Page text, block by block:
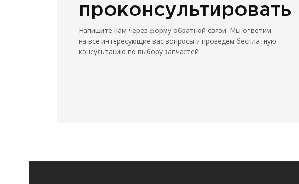
проконсультировать
Напишите нам через форму обратной связи. Мы ответим
на все интересующие вас вопросы и проведём бесплатную
консультацию по выбору запчастей.